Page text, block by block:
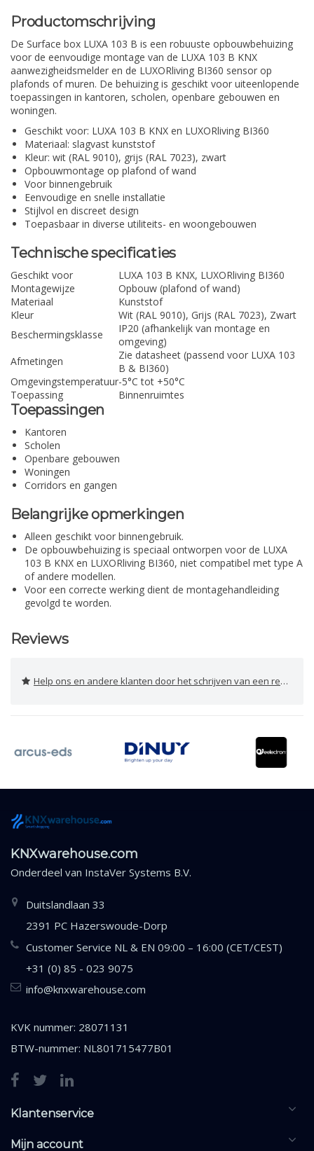
Productomschrijving
De Surface box LUXA 103 B is een robuuste opbouwbehuizing
voor de eenvoudige montage van de LUXA 103 B KNX
aanwezigheidsmelder en de LUXORliving BI360 sensor op
plafonds of muren. De behuizing is geschikt voor uiteenlopende
toepassingen in kantoren, scholen, openbare gebouwen en
woningen.
Geschikt voor: LUXA 103 B KNX en LUXORliving BI360
Materiaal: slagvast kunststof
Kleur: wit (RAL 9010), grijs (RAL 7023), zwart
Opbouwmontage op plafond of wand
Voor binnengebruik
Eenvoudige en snelle installatie
Stijlvol en discreet design
Toepasbaar in diverse utiliteits- en woongebouwen
Technische specificaties
Geschikt voor
LUXA 103 B KNX, LUXORliving BI360
Montagewijze
Opbouw (plafond of wand)
Materiaal
Kunststof
Kleur
Wit (RAL 9010), Grijs (RAL 7023), Zwart
Beschermingsklasse
IP20 (afhankelijk van montage en
omgeving)
Afmetingen
Zie datasheet (passend voor LUXA 103
B & BI360)
Omgevingstemperatuur-5°C tot +50°C
Toepassing
Binnenruimtes
Toepassingen
Kantoren
Scholen
Openbare gebouwen
Woningen
Corridors en gangen
Belangrijke opmerkingen
Alleen geschikt voor binnengebruik.
De opbouwbehuizing is speciaal ontworpen voor de LUXA
103 B KNX en LUXORliving BI360, niet compatibel met type A
of andere modellen.
Voor een correcte werking dient de montagehandleiding
gevolgd te worden.
Reviews
Help ons en andere klanten door het schrijven van een review
KNXwarehouse.com
Onderdeel van InstaVer Systems B.V.
Duitslandlaan 33
2391 PC Hazerswoude-Dorp
Customer Service NL & EN 09:00 – 16:00 (CET/CEST)
+31 (0) 85 - 023 9075
info@knxwarehouse.com
KVK nummer: 28071131
BTW-nummer: NL801715477B01
Klantenservice
Mijn account